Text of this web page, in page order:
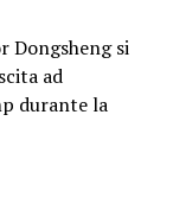
Dongsheng si
ad
durante la